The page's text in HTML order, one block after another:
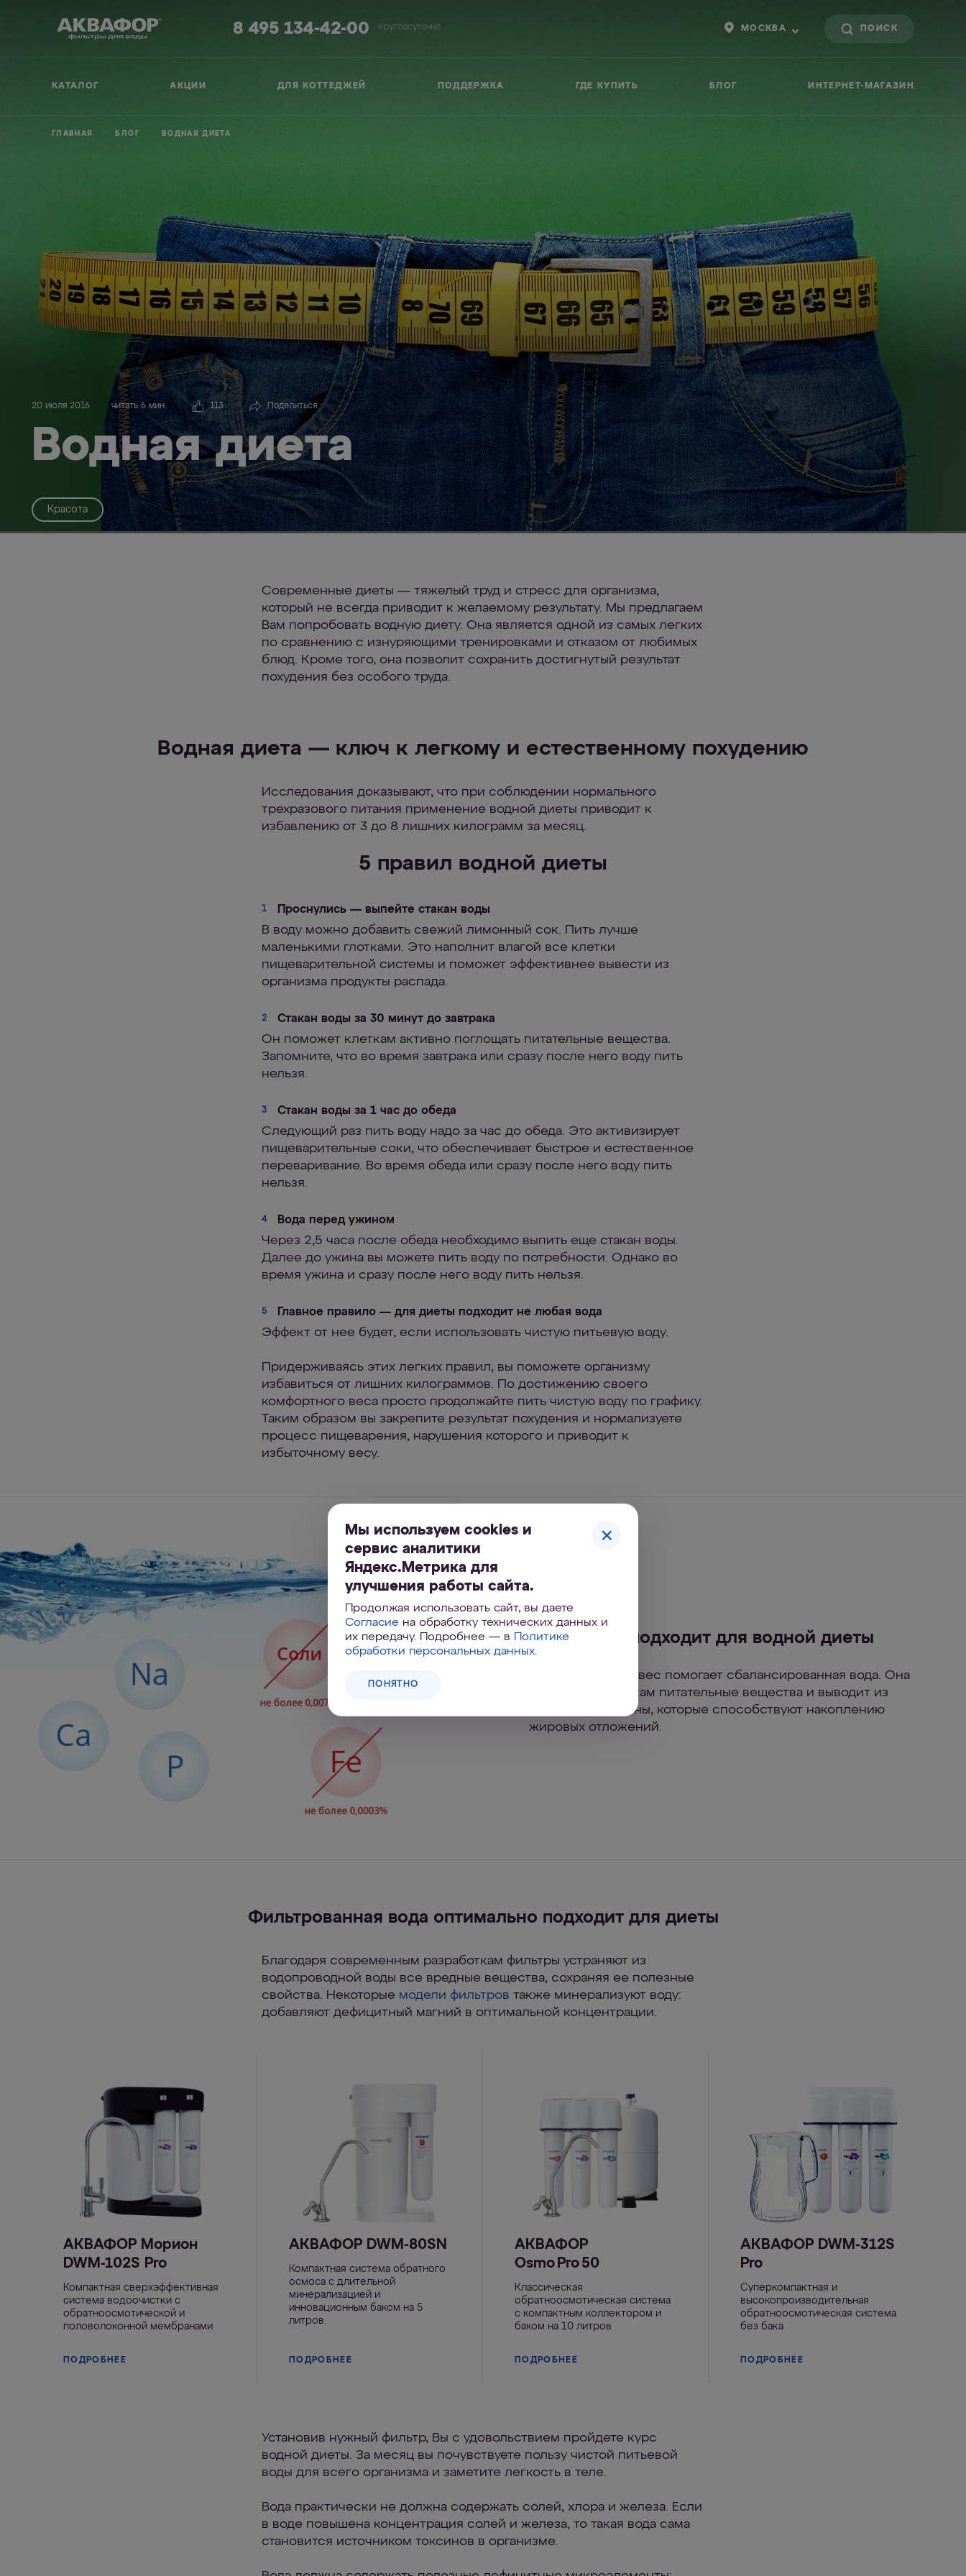
8 495 134-42-00 Круглосуточно МОСКВА
КАТАЛОГ АКЦИИ ДЛЯ КОТТЕДЖЕЙ ПОДДЕРЖКА ГДЕ КУПИТЬ БЛОГ ИНТЕРНЕТ-МАГАЗИН
ГЛАВНАЯ БЛОГ ВОДНАЯ ДИЕТА
20 июля 2016 читать 6 мин. 113 Поделиться
Водная диета
Красота
Современные диеты — тяжелый труд и стресс для организма,
который не всегда приводит к желаемому результату. Мы предлагаем
Вам попробовать водную диету. Она является одной из самых легких
по сравнению с изнуряющими тренировками и отказом от любимых
блюд. Кроме того, она позволит сохранить достигнутый результат
похудения без особого труда.
Водная диета — ключ к легкому и естественному похудению
Исследования доказывают, что при соблюдении нормального
трехразового питания применение водной диеты приводит к
избавлению от 3 до 8 лишних килограмм за месяц.
5 правил водной диеты
1 Проснулись — выпейте стакан воды
В воду можно добавить свежий лимонный сок. Пить лучше
маленькими глотками. Это наполнит влагой все клетки
пищеварительной системы и поможет эффективнее вывести из
организма продукты распада.
2 Стакан воды за 30 минут до завтрака
Он поможет клеткам активно поглощать питательные вещества.
Запомните, что во время завтрака или сразу после него воду пить
нельзя.
3 Стакан воды за 1 час до обеда
Следующий раз пить воду надо за час до обеда. Это активизирует
пищеварительные соки, что обеспечивает быстрое и естественное
переваривание. Во время обеда или сразу после него воду пить
нельзя.
4 Вода перед ужином
Через 2,5 часа после обеда необходимо выпить еще стакан воды.
Далее до ужина вы можете пить воду по потребности. Однако во
время ужина и сразу после него воду пить нельзя.
5 Главное правило — для диеты подходит не любая вода
Эффект от нее будет, еcли использовать чистую питьевую воду.
Придерживаясь этих легких правил, вы поможете организму
избавиться от лишних килограммов. По достижению своего
комфортного веса просто продолжайте пить чистую воду по графику.
Таким образом вы закрепите результат похудения и нормализуете
процесс пищеварения, нарушения которого и приводит к
избыточному весу.
Какая вода подходит для водной диеты
Сжигать лишний вес помогает сбалансированная вода. Она
доставляет клеткам питательные вещества и выводит из
организма токсины, которые способствуют накоплению
жировых отложений.
Фильтрованная вода оптимально подходит для диеты
Благодаря современным разработкам фильтры устраняют из
водопроводной воды все вредные вещества, сохраняя ее полезные
свойства. Некоторые модели фильтров также минерализуют воду:
добавляют дефицитный магний в оптимальной концентрации.
АКВАФОР Морион
DWM-102S Pro
Компактная сверхэффективная
система водоочистки с
обратноосмотической и
половолоконной мембранами
ПОДРОБНЕЕ
АКВАФОР DWM-80SN
Компактная система обратного
осмоса с длительной
минерализацией и
инновационным баком на 5
литров.
ПОДРОБНЕЕ
АКВАФОР
Osmo Pro 50
Классическая
обратноосмотическая система
с компактным коллектором и
баком на 10 литров
ПОДРОБНЕЕ
АКВАФОР DWM-312S
Pro
Суперкомпактная и
высокопроизводительная
обратноосмотическая система
без бака
ПОДРОБНЕЕ
Установив нужный фильтр, Вы с удовольствием пройдете курс
водной диеты. За месяц вы почувствуете пользу чистой питьевой
воды для всего организма и заметите легкость в теле.
Вода практически не должна содержать солей, хлора и железа. Если
в воде повышена концентрация солей и железа, то такая вода сама
становится источником токсинов в организме.
Мы используем cookies и
сервис аналитики
Яндекс.Метрика для
улучшения работы сайта.
Продолжая использовать сайт, вы даете
Согласие на обработку технических данных и
их передачу. Подробнее — в Политике
обработки персональных данных.
ПОНЯТНО